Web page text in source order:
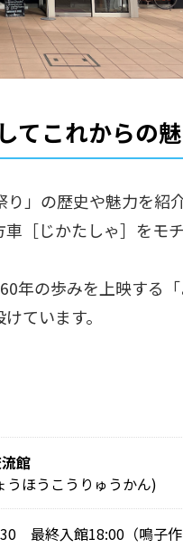
これからの魅
」の歴史や魅力を紹
［じかたしゃ］をモ
年の歩みを上映する
ています。
館
うほうこうりゅうかん)
最終入館18:00（鳴子